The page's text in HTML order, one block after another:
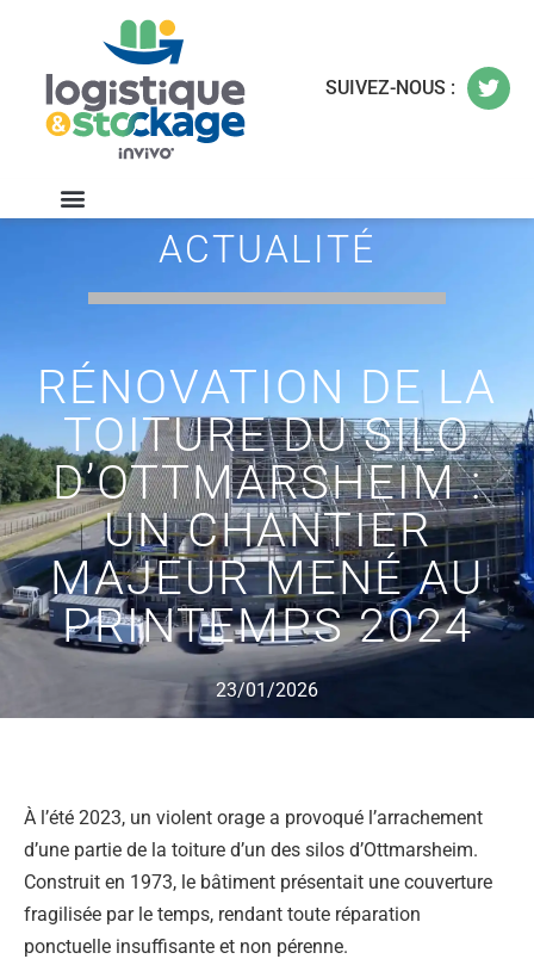
SUIVEZ-NOUS :
ACTUALITÉ
RÉNOVATION DE LA
TOITURE DU SILO
D’OTTMARSHEIM :
UN CHANTIER
MAJEUR MENÉ AU
PRINTEMPS 2024
23/01/2026
À l’été 2023, un violent orage a provoqué l’arrachement
d’une partie de la toiture d’un des silos d’Ottmarsheim.
Construit en 1973, le bâtiment présentait une couverture
fragilisée par le temps, rendant toute réparation
ponctuelle insuffisante et non pérenne.